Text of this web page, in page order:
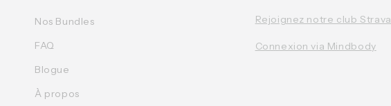
Nos Bundles
FAQ
Blogue
À propos
Rejoignez notre club Strava
Connexion via Mindbody